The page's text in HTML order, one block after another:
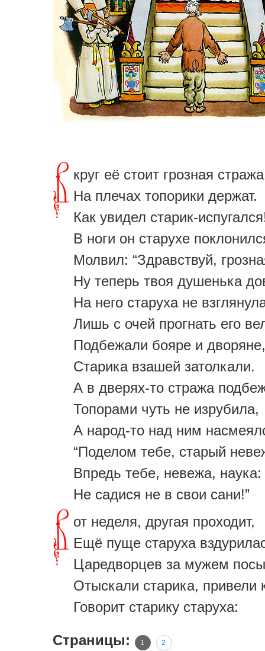
круг её стоит грозная
На плечах топорики держат.
Как увидел старик-
В ноги он старухе
Молвил: “Здравствуй,
Ну теперь твоя душенька
На него старуха не
Лишь с очей прогнать его
Подбежали бояре и дворяне,
Старика взашей затолкали.
А в дверях-то стража
Топорами чуть не изрубила,
А народ-то над ним
“Поделом тебе, старый
Впредь тебе, невежа, наука:
Не садися не в свои сани!”
от неделя, другая проходит,
Ещё пуще старуха
Царедворцев за мужем
Отыскали старика, привели
Говорит старику старуха:
Страницы: 1 2